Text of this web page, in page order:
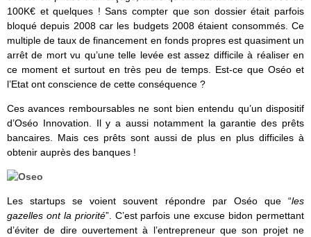
100K€ et quelques ! Sans compter que son dossier était parfois
bloqué depuis 2008 car les budgets 2008 étaient consommés. Ce
multiple de taux de financement en fonds propres est quasiment un
arrêt de mort vu qu’une telle levée est assez difficile à réaliser en
ce moment et surtout en très peu de temps. Est-ce que Oséo et
l’Etat ont conscience de cette conséquence ?
Ces avances remboursables ne sont bien entendu qu’un dispositif
d’Oséo Innovation. Il y a aussi notamment la garantie des prêts
bancaires. Mais ces prêts sont aussi de plus en plus difficiles à
obtenir auprès des banques !
Les startups se voient souvent répondre par Oséo que “les
gazelles ont la priorité”. C’est parfois une excuse bidon permettant
d’éviter de dire ouvertement à l’entrepreneur que son projet ne